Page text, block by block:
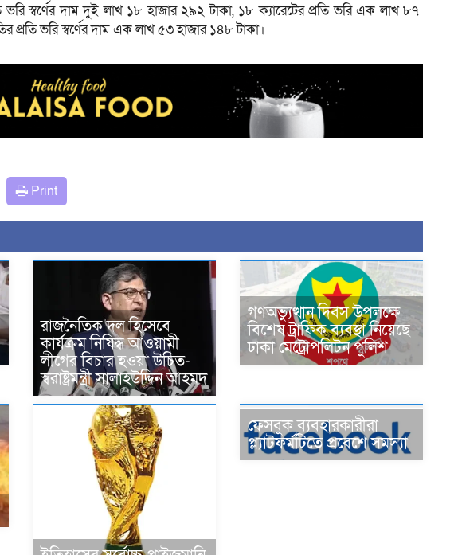
ভরি স্বর্ণের দাম দুই লাখ ১৮ হাজার ২৯২ টাকা, ১৮ ক্যারেটের প্রতি ভরি এক লাখ ৮৭
প্রতি ভরি স্বর্ণের দাম এক লাখ ৫৩ হাজার ১৪৮ টাকা।
Print
রাজনৈতিক দল হিসেবে
কার্যক্রম নিষিদ্ধ আওয়ামী
লীগের বিচার হওয়া উচিত-
স্বরাষ্ট্রমন্ত্রী সালাহউদ্দিন আহমদ
গণঅভ্যুত্থান দিবস উপলক্ষে
বিশেষ ট্রাফিক ব্যবস্থা নিয়েছে
ঢাকা মেট্রোপলিটন পুলিশ
ফেসবুক ব্যবহারকারীরা
প্ল্যাটফর্মটিতে প্রবেশে সমস্যা